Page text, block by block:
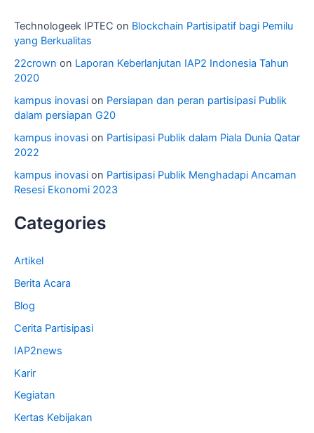
Technologeek IPTEC on Blockchain Partisipatif bagi Pemilu
yang Berkualitas
22crown on Laporan Keberlanjutan IAP2 Indonesia Tahun
2020
kampus inovasi on Persiapan dan peran partisipasi Publik
dalam persiapan G20
kampus inovasi on Partisipasi Publik dalam Piala Dunia Qatar
2022
kampus inovasi on Partisipasi Publik Menghadapi Ancaman
Resesi Ekonomi 2023
Categories
Artikel
Berita Acara
Blog
Cerita Partisipasi
IAP2news
Karir
Kegiatan
Kertas Kebijakan